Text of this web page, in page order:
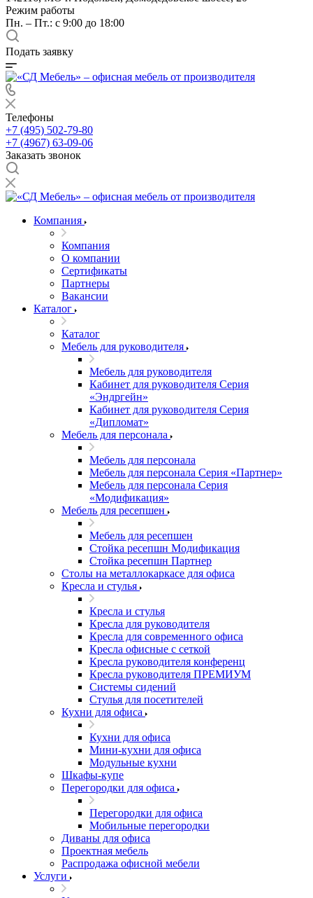
Режим работы
Пн. – Пт.: с 9:00 до 18:00
Подать заявку
Телефоны
+7 (495) 502-79-80
+7 (4967) 63-09-06
Заказать звонок
Компания
Компания
О компании
Сертификаты
Партнеры
Вакансии
Каталог
Каталог
Мебель для руководителя
Мебель для руководителя
Кабинет для руководителя Серия
«Эндргейн»
Кабинет для руководителя Серия
«Дипломат»
Мебель для персонала
Мебель для персонала
Мебель для персонала Серия «Партнер»
Мебель для персонала Серия
«Модификация»
Мебель для ресепшен
Мебель для ресепшен
Стойка ресепшн Модификация
Стойка ресепшн Партнер
Столы на металлокаркасе для офиса
Кресла и стулья
Кресла и стулья
Кресла для руководителя
Кресла для современного офиса
Кресла офисные с сеткой
Кресла руководителя конференц
Кресла руководителя ПРЕМИУМ
Системы сидений
Стулья для посетителей
Кухни для офиса
Кухни для офиса
Мини-кухни для офиса
Модульные кухни
Шкафы-купе
Перегородки для офиса
Перегородки для офиса
Мобильные перегородки
Диваны для офиса
Проектная мебель
Распродажа офисной мебели
Услуги